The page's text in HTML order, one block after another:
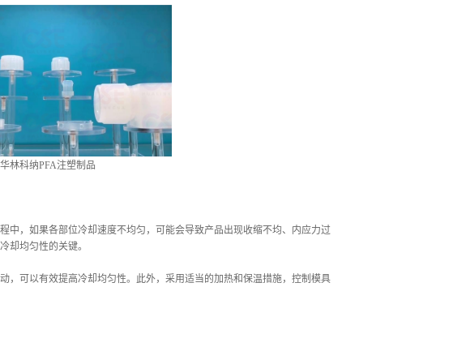
林科纳PFA注塑制品
中，如果各部位冷却速度不均匀，可能会导致产品出现收缩不均、内应力过
却均匀性的关键。
，可以有效提高冷却均匀性。此外，采用适当的加热和保温措施，控制模具